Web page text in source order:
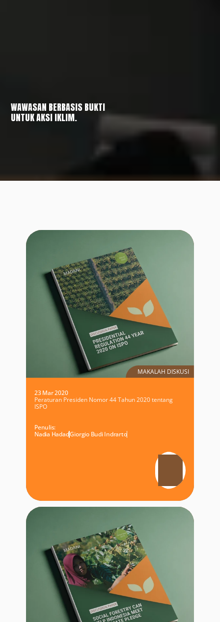
WAWASAN BERBASIS BUKTI
UNTUK AKSI IKLIM.
MAKALAH DISKUSI
23 Mar 2020
Peraturan Presiden Nomor 44 Tahun 2020 tentang
ISPO
Penulis:
Nadia HadadGiorgio Budi Indrarto